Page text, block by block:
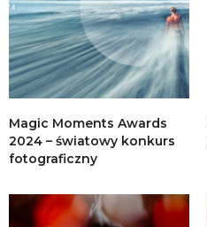
Magic Moments Awards
2024 – światowy konkurs
fotograficzny